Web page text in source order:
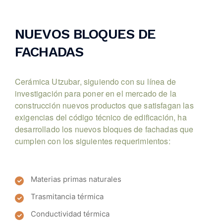
NUEVOS BLOQUES DE
FACHADAS
Cerámica Utzubar, siguiendo con su línea de
investigación para poner en el mercado de la
construcción nuevos productos que satisfagan las
exigencias del código técnico de edificación, ha
desarrollado los nuevos bloques de fachadas que
cumplen con los siguientes requerimientos:
Materias primas naturales
Trasmitancia térmica
Conductividad térmica